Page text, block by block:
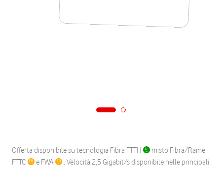
Offerta disponibile su tecnologia Fibra FTTH
misto Fibra/Rame
FTTC
e FWA
. Velocità 2,5 Gigabit/s disponibile nelle principali